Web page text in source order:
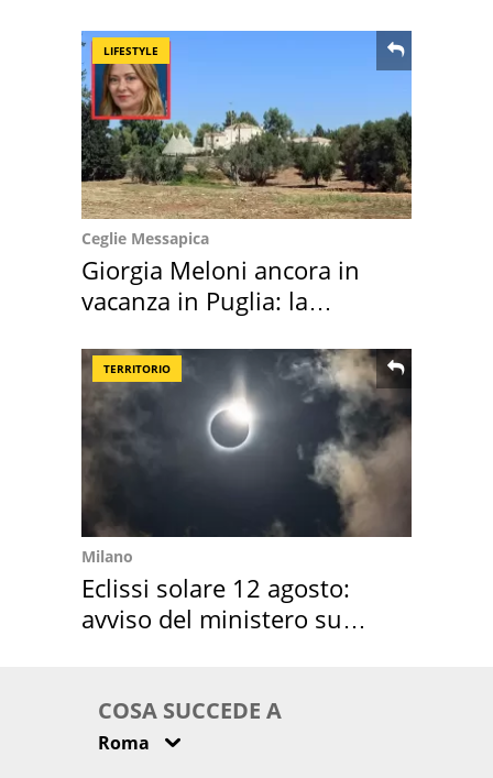
LIFESTYLE
Ceglie Messapica
Giorgia Meloni ancora in
vacanza in Puglia: la
TERRITORIO
Milano
Eclissi solare 12 agosto:
avviso del ministero su